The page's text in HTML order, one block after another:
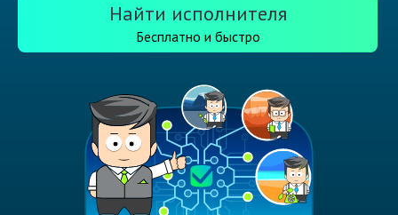
Найти исполнителя
Бесплатно и быстро